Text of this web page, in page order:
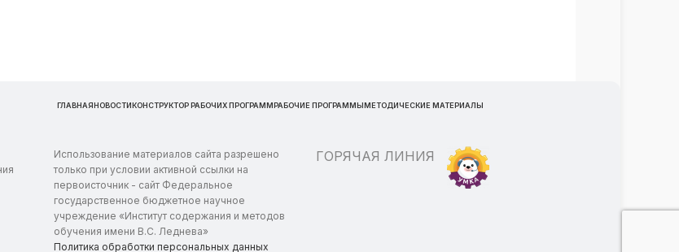
ГЛАВНАЯНОВОСТИКОНСТРУКТОР РАБОЧИХ ПРОГРАММРАБОЧИЕ ПРОГРАММЫМЕТОДИЧЕСКИЕ МАТЕРИАЛЫ
Использование материалов сайта разрешено
только при условии активной ссылки на
первоисточник - сайт Федеральное
государственное бюджетное научное
учреждение «Институт содержания и методов
обучения имени В.С. Леднева»
Политика обработки персональных данных
ГОРЯЧАЯ ЛИНИЯ